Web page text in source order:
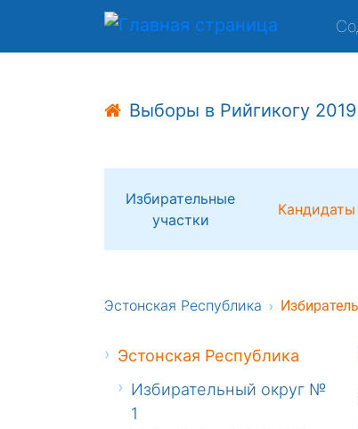
Выборы в Рийгикогу 2019
Избирательные
участки
Кандидаты
Эстонская Республика
Эстонская Республика
Избирательный округ №
1